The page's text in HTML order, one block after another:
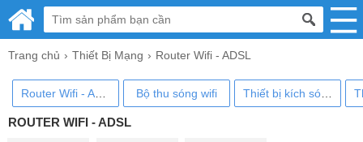
Trang chủ Thiết Bị Mạng Router Wifi - ADSL
Bộ thu sóng wifi
ROUTER WIFI - ADSL